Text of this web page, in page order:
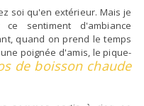
soi qu'en extérieur. Mais je
sentiment d'ambiance
quand on prend le temps
poignée d'amis, le pique-
de boisson chaude